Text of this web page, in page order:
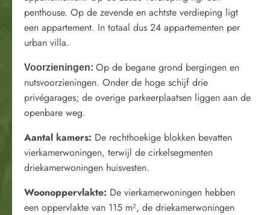
penthouse. Op de zevende en achtste verdieping ligt
een appartement. In totaal dus 24 appartementen per
urban villa.
Voorzieningen: Op de begane grond bergingen en
nutsvoorzieningen. Onder de hoge schijf drie
privégarages; de overige parkeerplaatsen liggen aan de
openbare weg.
Aantal kamers: De rechthoekige blokken bevatten
vierkamerwoningen, terwijl de cirkelsegmenten
driekamerwoningen huisvesten.
Woonoppervlakte: De vierkamerwoningen hebben
een oppervlakte van 115 m², de driekamerwoningen